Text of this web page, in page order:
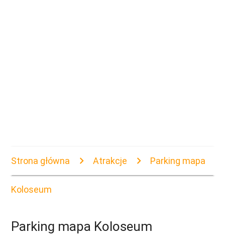
Strona główna Atrakcje Parking mapa
Koloseum
Parking mapa Koloseum